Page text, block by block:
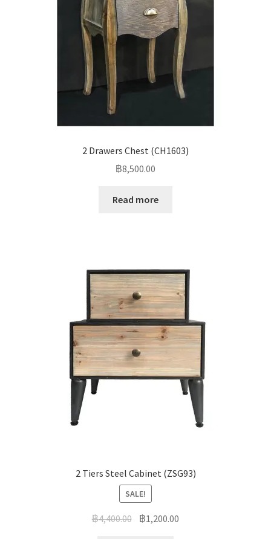
2 Drawers Chest (CH1603)
฿8,500.00
Read more
2 Tiers Steel Cabinet (ZSG93)
SALE!
฿4,400.00 ฿1,200.00